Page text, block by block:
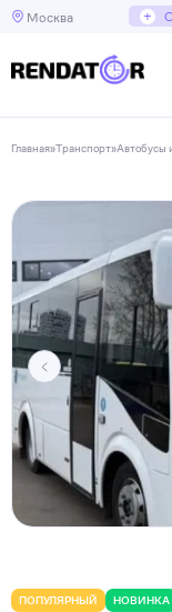
Москва +
Главная»Транспорт»Автобусы
ПОПУЛЯРНЫЙ НОВИНКА